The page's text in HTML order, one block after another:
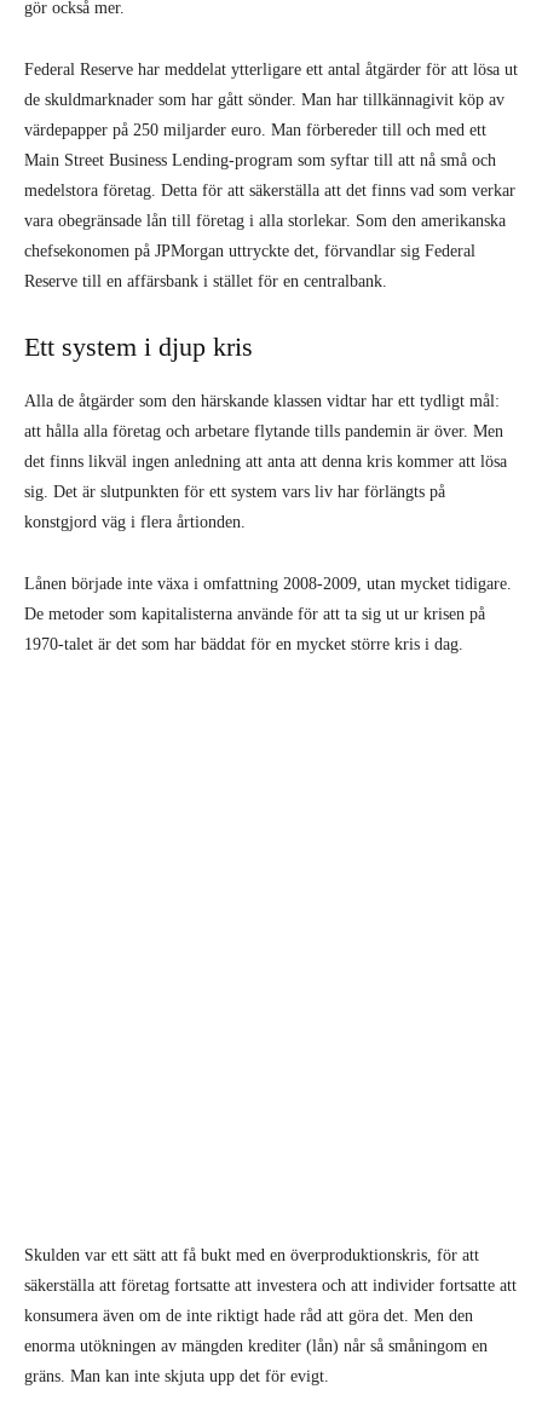
gör också mer.
Federal Reserve har meddelat ytterligare ett antal åtgärder för att lösa ut
de skuldmarknader som har gått sönder. Man har tillkännagivit köp av
värdepapper på 250 miljarder euro. Man förbereder till och med ett
Main Street Business Lending-program som syftar till att nå små och
medelstora företag. Detta för att säkerställa att det finns vad som verkar
vara obegränsade lån till företag i alla storlekar. Som den amerikanska
chefsekonomen på JPMorgan uttryckte det, förvandlar sig Federal
Reserve till en affärsbank i stället för en centralbank.
Ett system i djup kris
Alla de åtgärder som den härskande klassen vidtar har ett tydligt mål:
att hålla alla företag och arbetare flytande tills pandemin är över. Men
det finns likväl ingen anledning att anta att denna kris kommer att lösa
sig. Det är slutpunkten för ett system vars liv har förlängts på
konstgjord väg i flera årtionden.
Lånen började inte växa i omfattning 2008-2009, utan mycket tidigare.
De metoder som kapitalisterna använde för att ta sig ut ur krisen på
1970-talet är det som har bäddat för en mycket större kris i dag.
Skulden var ett sätt att få bukt med en överproduktionskris, för att
säkerställa att företag fortsatte att investera och att individer fortsatte att
konsumera även om de inte riktigt hade råd att göra det. Men den
enorma utökningen av mängden krediter (lån) når så småningom en
gräns. Man kan inte skjuta upp det för evigt.